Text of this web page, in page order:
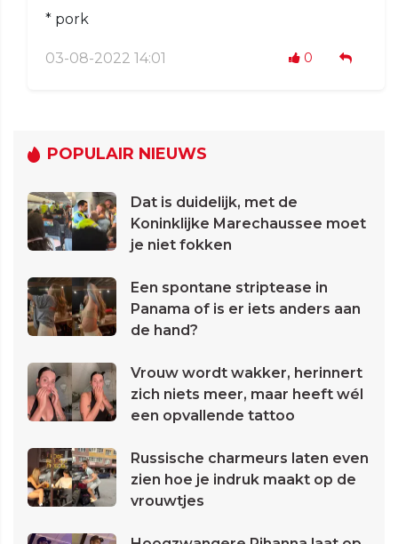
* pork
03-08-2022 14:01 0
POPULAIR NIEUWS
Dat is duidelijk, met de
Koninklijke Marechaussee moet
je niet fokken
Een spontane striptease in
Panama of is er iets anders aan
de hand?
Vrouw wordt wakker, herinnert
zich niets meer, maar heeft wél
een opvallende tattoo
Russische charmeurs laten even
zien hoe je indruk maakt op de
vrouwtjes